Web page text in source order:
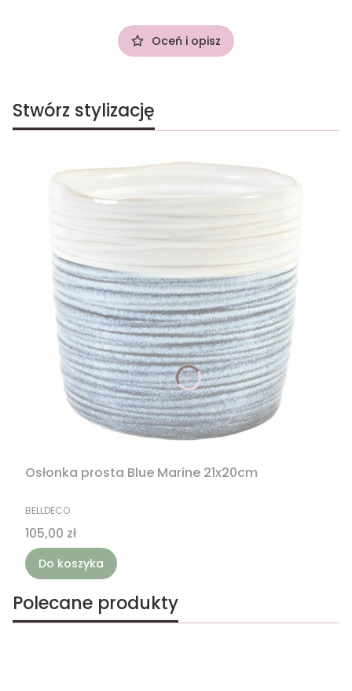
Oceń i opisz
Stwórz stylizację
Osłonka prosta Blue Marine 21x20cm
PRODUCENT
BELLDECO
Cena
105,00 zł
Do koszyka
Polecane produkty